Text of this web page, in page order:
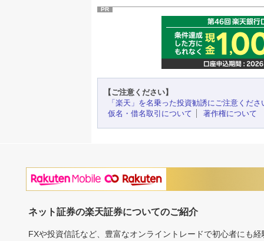
PR
【ご注意ください】
「楽天」を名乗った投資勧誘にご注意くださ
仮名・借名取引について
著作権について
ネット証券の楽天証券についてのご紹介
FXや投資信託など、豊富なオンライントレードで初心者にも